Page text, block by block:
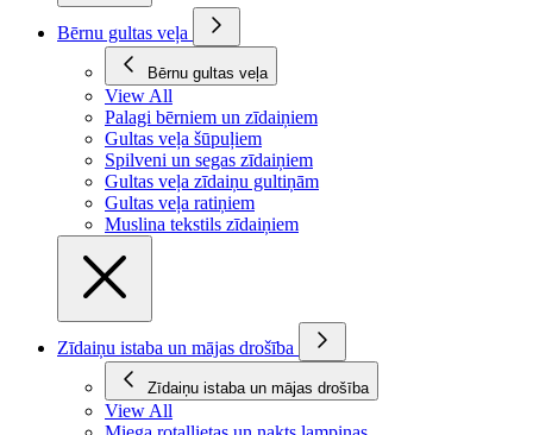
Bērnu gultas veļa
Bērnu gultas veļa
View All
Palagi bērniem un zīdaiņiem
Gultas veļa šūpuļiem
Spilveni un segas zīdaiņiem
Gultas veļa zīdaiņu gultiņām
Gultas veļa ratiņiem
Muslina tekstils zīdaiņiem
Zīdaiņu istaba un mājas drošība
Zīdaiņu istaba un mājas drošība
View All